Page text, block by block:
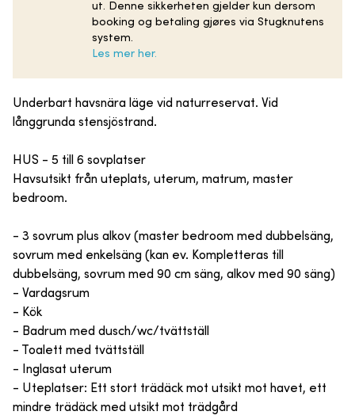
ut. Denne sikkerheten gjelder kun dersom
booking og betaling gjøres via Stugknutens
system.
Les mer her.
Underbart havsnära läge vid naturreservat. Vid
långgrunda stensjöstrand.
HUS - 5 till 6 sovplatser
Havsutsikt från uteplats, uterum, matrum, master
bedroom.
- 3 sovrum plus alkov (master bedroom med dubbelsäng,
sovrum med enkelsäng (kan ev. Kompletteras till
dubbelsäng, sovrum med 90 cm säng, alkov med 90 säng)
- Vardagsrum
- Kök
- Badrum med dusch/wc/tvättställ
- Toalett med tvättställ
- Inglasat uterum
- Uteplatser: Ett stort trädäck mot utsikt mot havet, ett
mindre trädäck med utsikt mot trädgård